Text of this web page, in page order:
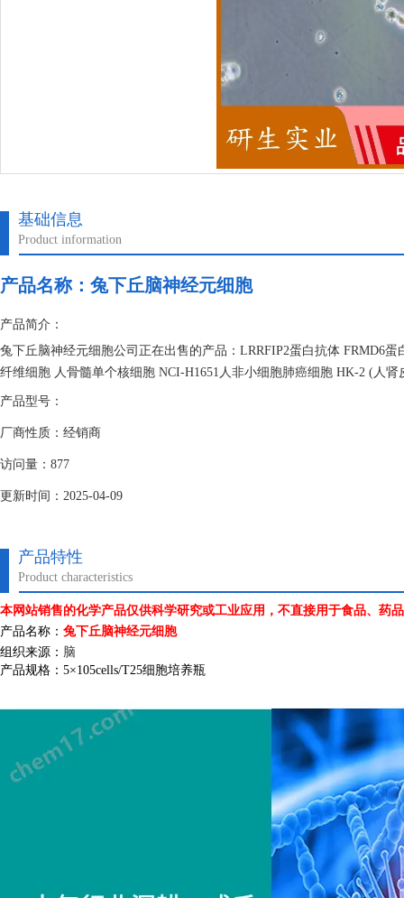
基础信息
Product information
产品名称： 兔下丘脑神经元细胞
产品简介：
兔下丘脑神经元细胞公司正在出售的产品：LRRFIP2蛋白抗体 FRMD6
纤维细胞 人骨髓单个核细胞 NCI-H1651人非小细胞肺癌细胞 HK-2 (人
产品型号：
厂商性质：经销商
访问量：877
更新时间：2025-04-09
产品特性
Product characteristics
本网站销售的化学产品仅供科学研究或工业应用，不直接用于食品、药
产品名称： 兔下丘脑神经元细胞
组织来源： 脑
产品规格： 5×105cells/T25细胞培养瓶